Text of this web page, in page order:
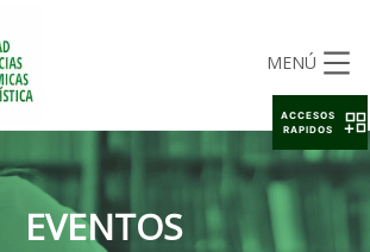
MENÚ
EVENTOS
ACCESOS
RAPIDOS